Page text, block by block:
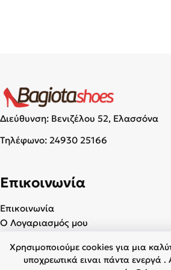
Διεύθυνση: Βενιζέλου 52, Ελασσόνα
Τηλέφωνο: 24930 25166
Επικοινωνία
Επικοινωνία
Ο Λογαριασμός μου
Χρήσιμα
Χρησιμοποιούμε cookies για μια
υποχρεωτικά ειναι πάντα ενεργά .